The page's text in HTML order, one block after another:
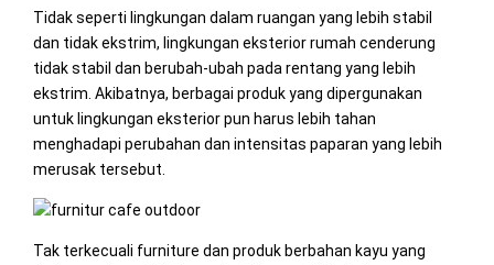
Tidak seperti lingkungan dalam ruangan yang lebih stabil
dan tidak ekstrim, lingkungan eksterior rumah cenderung
tidak stabil dan berubah-ubah pada rentang yang lebih
ekstrim. Akibatnya, berbagai produk yang dipergunakan
untuk lingkungan eksterior pun harus lebih tahan
menghadapi perubahan dan intensitas paparan yang lebih
merusak tersebut.
Tak terkecuali furniture dan produk berbahan kayu yang